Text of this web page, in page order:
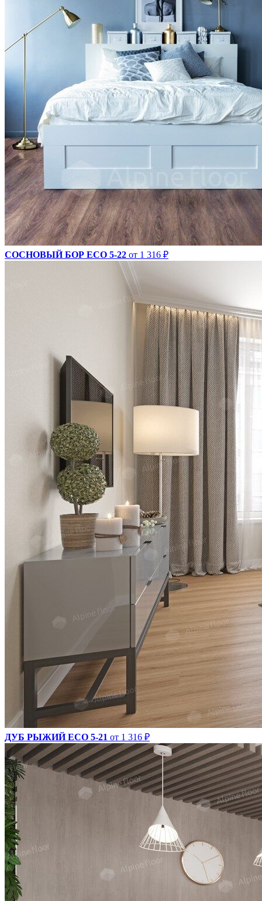
СОСНОВЫЙ БОР ECO 5-22 от 1 316 ₽
ДУБ РЫЖИЙ ECO 5-21 от 1 316 ₽